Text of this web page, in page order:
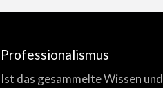
Professionalismus
Ist das gesammelte Wissen und